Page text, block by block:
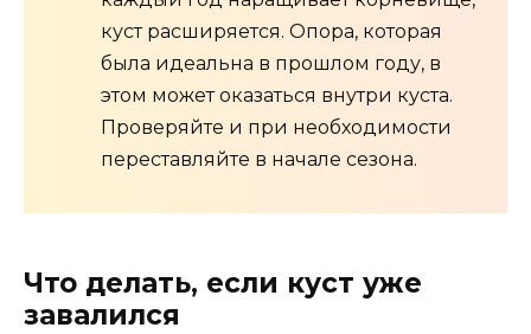
куст расширяется. Опора, которая
была идеальна в прошлом году, в
этом может оказаться внутри куста.
Проверяйте и при необходимости
переставляйте в начале сезона.
Что делать, если куст уже
завалился